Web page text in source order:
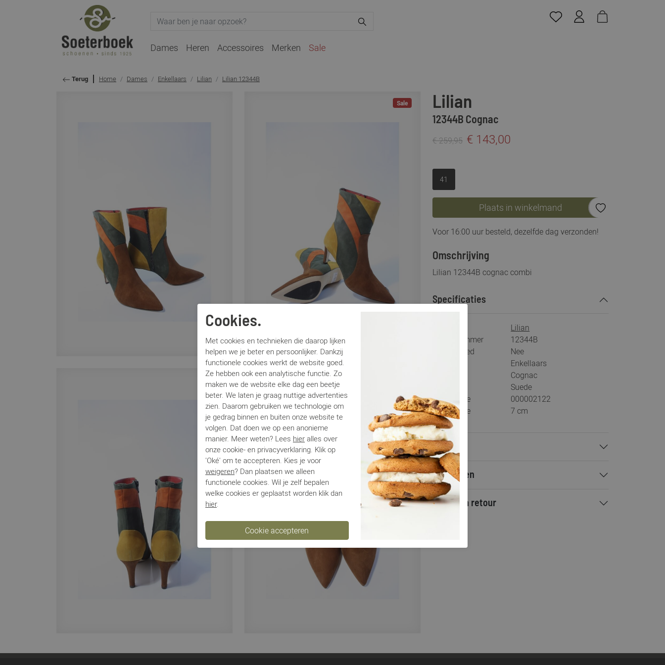
Dames Heren Accessoires Merken Sale
Terug Home Dames Enkellaars Lilian Lilian 12344B
Sale Lilian
12344B Cognac
€ 259,95 € 143,00
41
Plaats in winkelmand
Voor 16:00 uur besteld, dezelfde dag verzonden!
Omschrijving
Lilian 12344B cognac combi
Specificaties
Lilian
Artikelnummer
12344B
Los voetbed
Nee
Enkellaars
Cognac
Suede
Bestelcode
000002122
Hakhoogte
7 cm
Betalen
Verzenden
Ruilen en retour
Cookies.
Met cookies en technieken die daarop lijken
helpen we je beter en persoonlijker. Dankzij
functionele cookies werkt de website goed.
Ze hebben ook een analytische functie. Zo
maken we de website elke dag een beetje
beter. We laten je graag nuttige advertenties
zien. Daarom gebruiken we technologie om
je gedrag binnen en buiten onze website te
volgen. Dat doen we op een anonieme
manier. Meer weten? Lees hier alles over
onze cookie- en privacyverklaring. Klik op
'Oké' om te accepteren. Kies je voor
weigeren? Dan plaatsen we alleen
functionele cookies. Wil je zelf bepalen
welke cookies er geplaatst worden klik dan
hier.